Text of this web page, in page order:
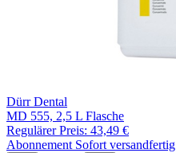
Dürr Dental
MD 555, 2,5 L Flasche
Regulärer Preis: 43,49 €
Abonnement Sofort versandfertig